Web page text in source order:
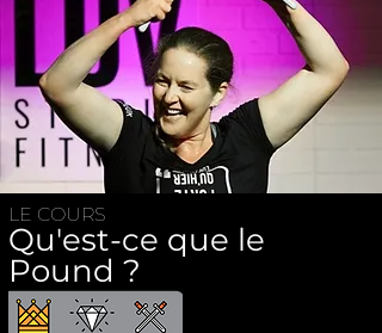
LE COURS
Qu'est-ce que le
Pound ?